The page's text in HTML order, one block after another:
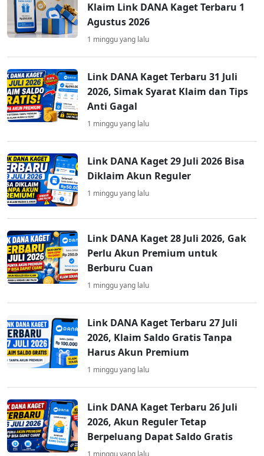
Klaim Link DANA Kaget Terbaru 1
Agustus 2026
1 minggu yang lalu
Link DANA Kaget Terbaru 31 Juli
2026, Simak Syarat Klaim dan Tips
Anti Gagal
1 minggu yang lalu
Link DANA Kaget 29 Juli 2026 Bisa
Diklaim Akun Reguler
1 minggu yang lalu
Link DANA Kaget 28 Juli 2026, Gak
Perlu Akun Premium untuk
Berburu Cuan
1 minggu yang lalu
Link DANA Kaget Terbaru 27 Juli
2026, Klaim Saldo Gratis Tanpa
Harus Akun Premium
1 minggu yang lalu
Link DANA Kaget Terbaru 26 Juli
2026, Akun Reguler Tetap
Berpeluang Dapat Saldo Gratis